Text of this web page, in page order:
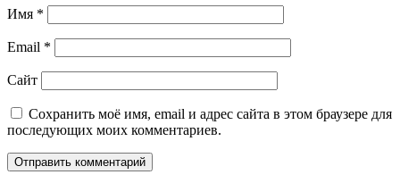
Имя *
Email *
Сайт
Сохранить моё имя, email и адрес сайта в этом браузере для
последующих моих комментариев.